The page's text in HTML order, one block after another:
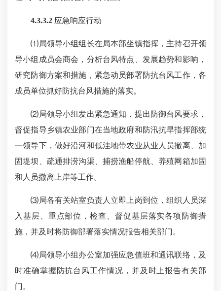
4.3.3.2 应急响应行动
⑴局领导小组组长在局本部坐镇指挥，主持召开领
导小组成员会商会，分析台风特点、发展趋势和影响，
研究防御方案和措施，紧急动员部署防抗台风工作，各
成员单位抓好防抗台风措施的落实。
⑵局领导小组发出紧急通知，提出防御台风要求，
督促指导乡镇农业部门在当地政府和防汛抗旱指挥部统
一领导下，做好沿河和低洼地带农业从业人员撤离、加
固堤坝、疏通排涝沟渠、捕捞渔船停航、养殖网箱加固
和人员撤离上岸等工作。
⑶局各有关站室负责人立即上岗到位，组织人员深
入基层、重点部位，检查、督促基层落实各项防御措
施，并及时将防御部署落实情况报告相关部门。
⑷局领导小组办公室加强应急值班和通讯联络，及
时准确掌握防抗台风工作情况，并及时上报告有关部
门。